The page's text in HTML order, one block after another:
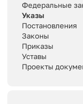
Федеральные
Указы
Постановления
Законы
Приказы
Уставы
Проекты